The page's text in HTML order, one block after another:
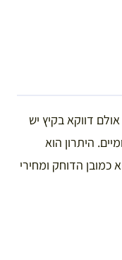
דווקא בקיץ יש
היתרון הוא
כמובן הדוחק ומחירי